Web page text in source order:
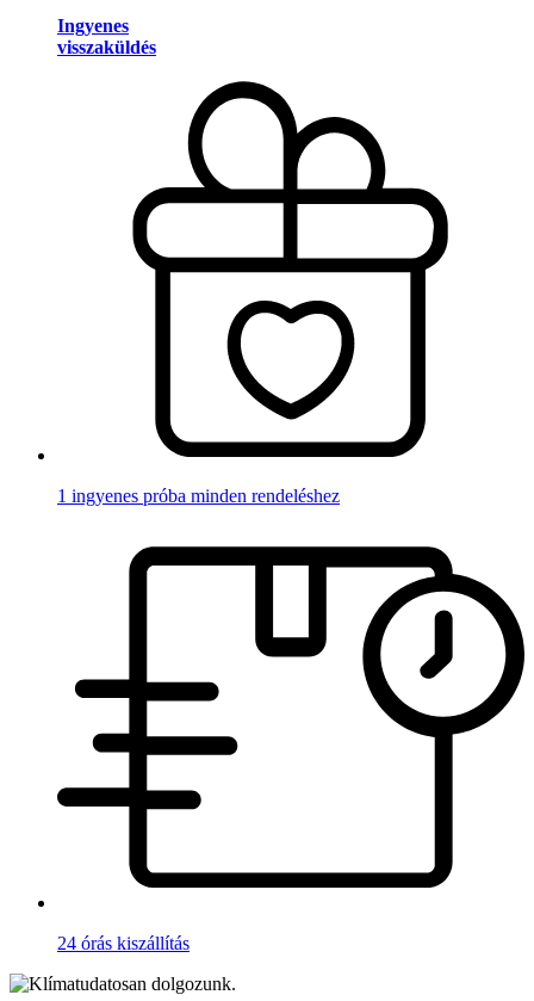
Ingyenes
visszaküldés
1 ingyenes próba minden rendeléshez
24 órás kiszállítás